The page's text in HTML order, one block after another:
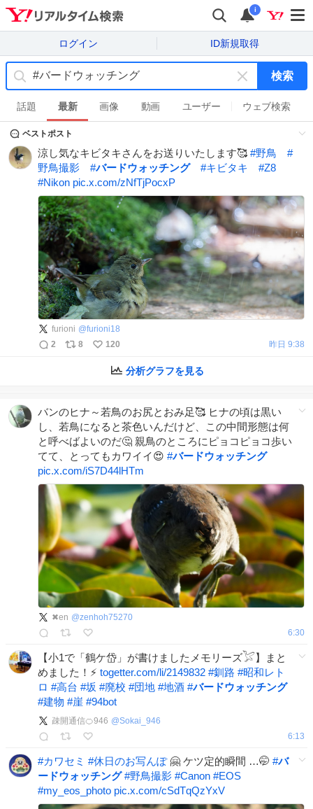
i
ログイン ID新規取得
キ
ー
ワ
ド
を
す
検索
話題 最新 画像 動画 ユーザー ウェブ検索
ベストポスト
涼し気なキビタキさんをお送りいたします🥰 #野鳥
#
野鳥撮影
#バードウォッチング #キビタキ #Z8
#Nikon pic.x.com/zNfTjPocxP
furioni @furioni18
2
8 120 昨日 9:38
分析グラフを見る
バンのヒナ～若鳥のお尻とおみ足🥰 ヒナの頃は黒い
し、若鳥になると茶色いんだけど、この中間形態は何
と呼べばよいのだ🤔 親鳥のところにピョコピョコ歩い
てて、とってもカワイイ😍 #バードウォッチング
pic.x.com/iS7D44lHTm
✖en @zenhoh75270
6:30
【小1で「鶴ケ岱」が書けましたメモリーズ𓅯】まと
めました！⚡️ togetter.com/li/2149832 #釧路 #昭和レト
ロ #高台 #坂 #廃校 #団地 #地酒 #バードウォッチング
#建物 #崖 #94bot
疎開通信🍊946 @Sokai_946
6:13
#カワセミ #休日のお写んぽ🤗 ケツ定的瞬間 …🤭 #バ
ードウォッチング #野鳥撮影 #Canon #EOS
#my_eos_photo pic.x.com/cSdTqQzYxV